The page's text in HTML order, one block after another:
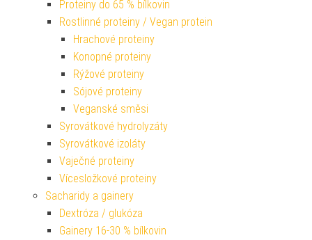
Proteiny do 65 % bílkovin
Rostlinné proteiny / Vegan protein
Hrachové proteiny
Konopné proteiny
Rýžové proteiny
Sójové proteiny
Veganské směsi
Syrovátkové hydrolyzáty
Syrovátkové izoláty
Vaječné proteiny
Vícesložkové proteiny
Sacharidy a gainery
Dextróza / glukóza
Gainery 16-30 % bílkovin